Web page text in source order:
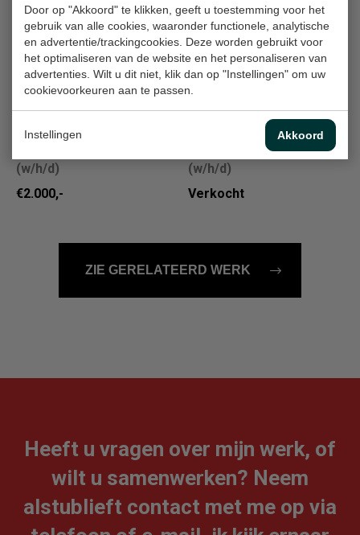
Door op "Akkoord" te klikken, geeft u toestemming voor het
gebruik van alle cookies, waaronder functionele, analytische
en advertentie/trackingcookies. Deze worden gebruikt voor
het optimaliseren van de website en het personaliseren van
advertenties. Wilt u dit niet, klik dan op "Instellingen" om uw
cookievoorkeuren aan te passen.
Instellingen Akkoord
211629
Painting, 70x70x2 cm
(w/h/d)
€1.700,-
101604
Painting, 110x110x2.5 cm
(w/h/d)
€1.950,-
971617
(w/h/d)
€2.000,-
kinderportret 7
Painting, 40x40x3 cm
(w/h/d)
Verkocht
ZIE GERELATEERD WERK
Heeft u vragen over mijn werk, of
wilt u samenwerken? Neem
alstublieft contact met me op via